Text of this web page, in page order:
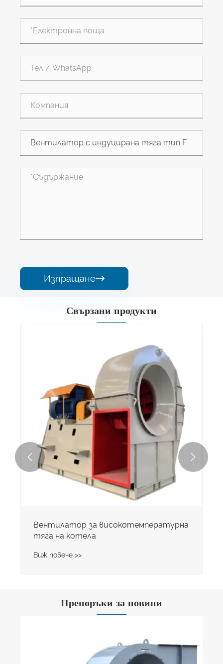
Изпращане
Свързани продукти
Вентилатор за високотемпературна
тяга на котела
Виж повече >>
 
Препоръки за новини
Обратно броене 3 дни | CIEPEC 2026
Изложение за опазване на околната